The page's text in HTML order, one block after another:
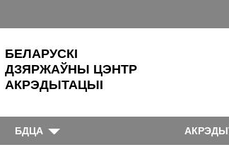
БЕЛАРУСКІ
ДЗЯРЖАЎНЫ ЦЭНТР
АКРЭДЫТАЦЫІ
БДЦА